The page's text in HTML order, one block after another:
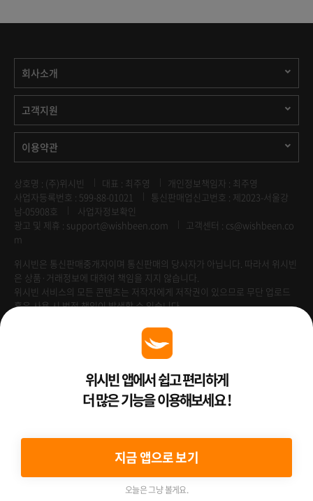
회사소개
고객지원
이용약관
상호명 : (주)위시빈 대표 : 최주영
개인정보책임자 : 최주영
사업자등록번호 : 599-88-01021
통신판매업신고번호 : 제2023-서울강
남-05908호
사업자정보확인
광고 및 제휴 : support@wishbeen.com
고객센터 : cs@wishbeen.co
m
위시빈은 통신판매중개자이며 통신판매의 당사자가 아닙니다. 따라서 위시빈
은 상품·거래정보에 대하여 책임을 지지 않습니다.
위시빈 서비스의 모든 콘텐츠는 저작자에게 저작권이 있으므로 무단 업로드
혹은 사용 시 법적 책임이 발생할 수 있습니다.
Venture Enterprise위시빈 앱에서 쉽고 편리하게
더 많은 기능을 이용해보세요 !
지금 앱으로 보기
오늘은 그냥 볼게요.